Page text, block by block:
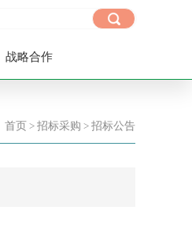
战略合作
首页 > 招标采购 > 招标公告